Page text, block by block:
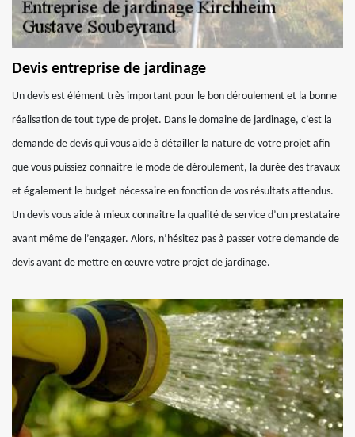
Devis entreprise de jardinage
Un devis est élément très important pour le bon déroulement et la bonne
réalisation de tout type de projet. Dans le domaine de jardinage, c’est la
demande de devis qui vous aide à détailler la nature de votre projet afin
que vous puissiez connaitre le mode de déroulement, la durée des travaux
et également le budget nécessaire en fonction de vos résultats attendus.
Un devis vous aide à mieux connaitre la qualité de service d’un prestataire
avant même de l’engager. Alors, n’hésitez pas à passer votre demande de
devis avant de mettre en œuvre votre projet de jardinage.